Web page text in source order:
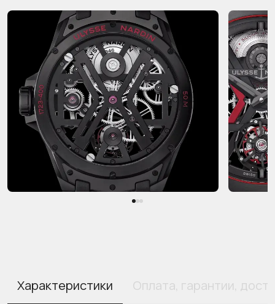
Характеристики Оплата, гарантии,